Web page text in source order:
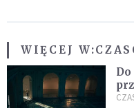
WIĘCEJ W: